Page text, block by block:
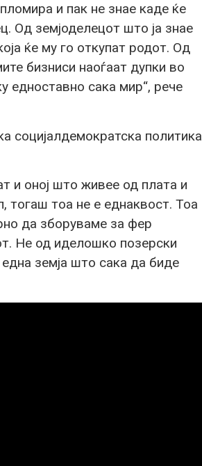
и пак не знае каде ќе
Од земјоделецот што ја знае
ќе му го откупат родот. Од
бизниси наоѓаат дупки во
едноставно сака мир“, рече
социјалдемократска политика
и оној што живее од плата и
тогаш тоа не е еднаквост. Тоа
да зборуваме за фер
Не од иделошко позерски
земја што сака да биде